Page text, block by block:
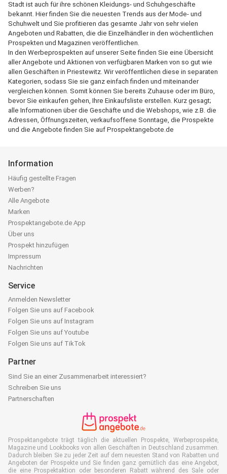
Stadt ist auch für ihre schönen Kleidungs- und Schuhgeschäfte
bekannt. Hier finden Sie die neuesten Trends aus der Mode- und
Schuhwelt und Sie profitieren das gesamte Jahr von sehr vielen
Angeboten und Rabatten, die die Einzelhändler in den wöchentlichen
Prospekten und Magazinen veröffentlichen.
In den Werbeprospekten auf unserer Seite finden Sie eine Übersicht
aller Angebote und Aktionen von verfügbaren Marken von so gut wie
allen Geschäften in Priestewitz. Wir veröffentlichen diese in separaten
Kategorien, sodass Sie sie ganz einfach finden und miteinander
vergleichen können. Somit können Sie bereits Zuhause oder im Büro,
bevor Sie einkaufen gehen, Ihre Einkaufsliste erstellen. Kurz gesagt;
alle Informationen über die Geschäfte und die Webshops, wie z.B. die
Adressen, Öffnungszeiten, verkaufsoffene Sonntage, die Prospekte
und die Angebote finden Sie auf Prospektangebote.de
Information
Häufig gestellte Fragen
Werben?
Alle Angebote
Marken
Prospektangebote.de App
Über uns
Prospekt hinzufügen
Impressum
Nachrichten
Service
Anmelden Newsletter
Folgen Sie uns auf Facebook
Folgen Sie uns auf Instagram
Folgen Sie uns auf Youtube
Folgen Sie uns auf TikTok
Partner
Sind Sie an einer Zusammenarbeit interessiert?
Schreiben Sie uns
Partnerschaften
Prospektangebote trägt täglich die aktuellen Prospekte, Werbeprospekte,
Magazine und Lookbooks von allen Geschäften in Deutschland zusammen.
Dadurch bleiben Sie zu jeder Zeit auf dem neuesten Stand von Rabatten und
Angeboten der Prospekte und Sie finden ganz gemütlich das eine Angebot,
die eine Prospektaktion oder besonderen Rabatt während des Sale oder